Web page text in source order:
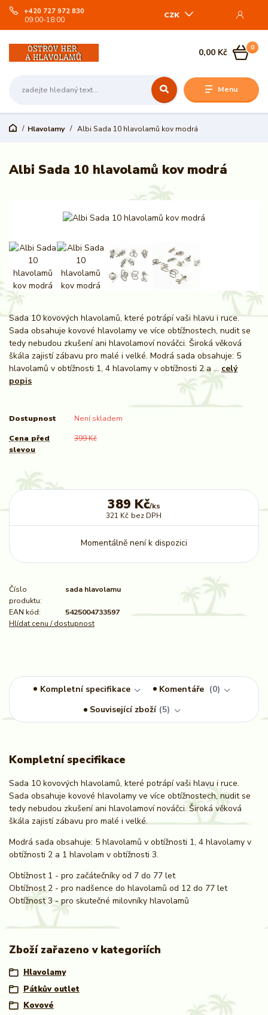
Menu
CZK
+420 727 972 830
09:00-18:00
0
0,00 Kč
Hlavolamy Albi Sada 10 hlavolamů kov modrá
Albi Sada 10 hlavolamů kov modrá
Sada 10 kovových hlavolamů, které potrápí vaši hlavu i ruce.
Sada obsahuje kovové hlavolamy ve více obtížnostech, nudit se
tedy nebudou zkušení ani hlavolamoví nováčci. Široká věková
škála zajistí zábavu pro malé i velké. Modrá sada obsahuje: 5
hlavolamů v obtížnosti 1, 4 hlavolamy v obtížnosti 2 a ... celý
popis
Dostupnost Není skladem
Cena před
slevou
399 Kč
389 Kč/ks
321 Kč bez DPH
Momentálně není k dispozici
Číslo
produktu:
sada hlavolamu
EAN kód:
5425004733597
Hlídat cenu / dostupnost
Kompletní specifikace Komentáře
0
Související zboží 5
Kompletní specifikace
Sada 10 kovových hlavolamů, které potrápí vaši hlavu i ruce.
Sada obsahuje kovové hlavolamy ve více obtížnostech, nudit se
tedy nebudou zkušení ani hlavolamoví nováčci. Široká věková
škála zajistí zábavu pro malé i velké.
Modrá sada obsahuje: 5 hlavolamů v obtížnosti 1, 4 hlavolamy v
obtížnosti 2 a 1 hlavolam v obtížnosti 3.
Obtížnost 1 - pro začátečníky od 7 do 77 let
Obtížnost 2 - pro nadšence do hlavolamů od 12 do 77 let
Obtížnost 3 - pro skutečné milovníky hlavolamů
Zboží zařazeno v kategoriích
Hlavolamy
Pátkův outlet
Kovové